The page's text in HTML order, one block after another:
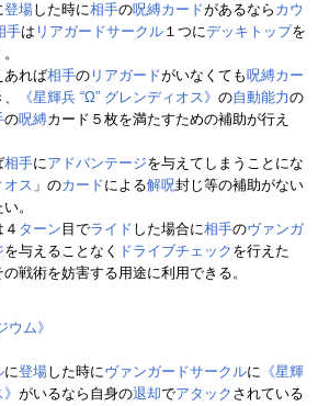
登場した時に相手の呪縛カードがあるなら カウ
手は リアガードサークル １つにデッキトップを
あれば相手の リアガードがいなくても呪縛カー
《星輝兵 “Ω” グレンディオス》 の自動能力の
の呪縛カード５枚を満たすための補助が行え
相手にアドバンテージを与えてしまうことにな
オス 」のカードによる解呪封じ等の補助がない
。
ターン 目でライド した場合に相手のヴァンガ
を与えることなく ドライブチェック を行えた
戦術を妨害する用途に利用できる。
ウム》
に登場した時にヴァンガードサークルに 《星輝
がいるなら自身の退却でアタック されている